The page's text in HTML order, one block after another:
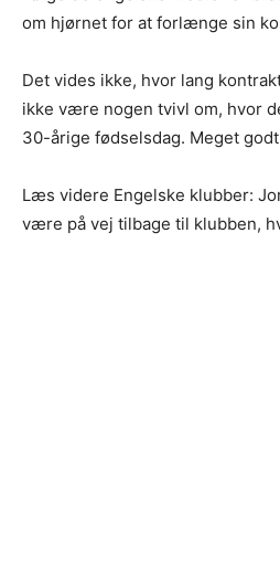
om hjørnet for at forlænge sin
Det vides ikke, hvor lang
ikke være nogen tvivl om, hvor
30-årige fødselsdag. Meget
Læs videre Engelske klubber:
være på vej tilbage til klubben,